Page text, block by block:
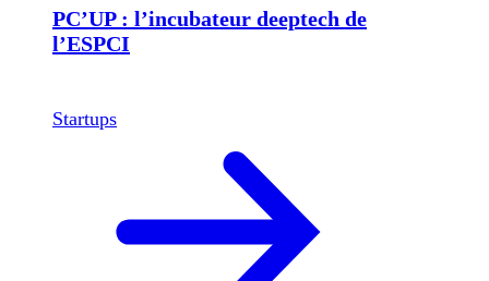
PC’UP : l’incubateur deeptech de
l’ESPCI
Startups